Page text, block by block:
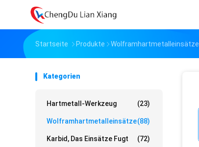
Startseite Produkte Wolframhartmetalleinsätze
Kategorien
Hartmetall-Werkzeug (23)
Wolframhartmetalleinsätze(88)
Karbid, Das Einsätze Fugt (72)